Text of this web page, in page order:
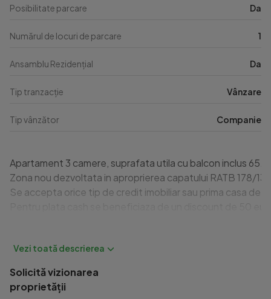
Posibilitate parcare Da
Numărul de locuri de parcare 1
Ansamblu Rezidențial Da
Tip tranzacție Vânzare
Tip vânzător Companie
Apartament 3 camere, suprafata utila cu balcon inclus
Zona nou dezvoltata in aproprierea capatului RATB 178/
Se accepta orice tip de credit imobiliar sau prima casa de
Solicită vizionarea
proprietății